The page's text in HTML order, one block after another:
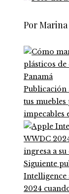
Por
tus
impecables
Siguiente
Intelligence
2024